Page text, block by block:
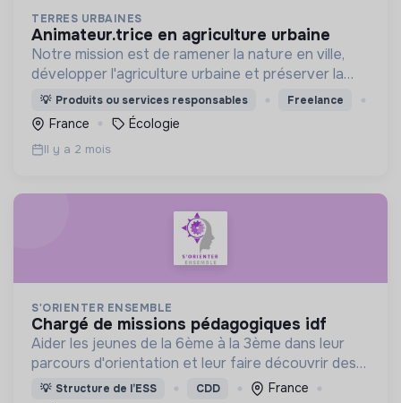
TERRES URBAINES
animateur.trice en agriculture urbaine
Notre mission est de ramener la nature en ville,
développer l'agriculture urbaine et préserver la
biodiversité.
💡 Produits ou services responsables Freelance
France Écologie
Il y a 2 mois
S'ORIENTER ENSEMBLE
chargé de missions pédagogiques idf
Aider les jeunes de la 6ème à la 3ème dans leur
parcours d'orientation et leur faire découvrir des
domaines d'activités de manière ludique.
💡 Structure de l’ESS CDD
France